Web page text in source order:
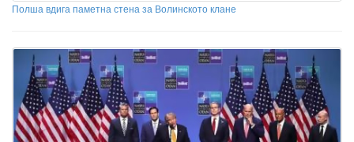
Полша вдига паметна стена за Волинското клане